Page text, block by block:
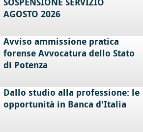
SOSPENSIONE SERVIZIO
AGOSTO 2026
Avviso ammissione pratica
forense Avvocatura dello Stato
di Potenza
Dallo studio alla professione: le
opportunità in Banca d'Italia